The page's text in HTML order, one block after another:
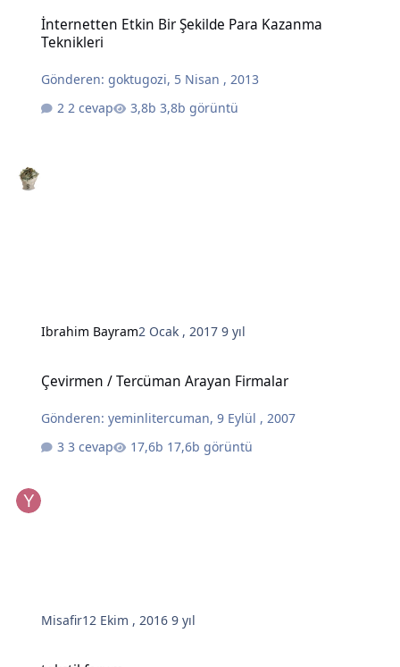
İnternetten Etkin Bir Şekilde Para Kazanma
Teknikleri
Gönderen:goktugozi, 5 Nisan , 2013
2 cevap
3,8b görüntü
Ibrahim Bayram2 Ocak , 20179 yıl
Çevirmen / Tercüman Arayan Firmalar
Gönderen:yeminlitercuman,9 Eylül , 2007
3 cevap
17,6b görüntü
Misafir12 Ekim , 20169 yıl